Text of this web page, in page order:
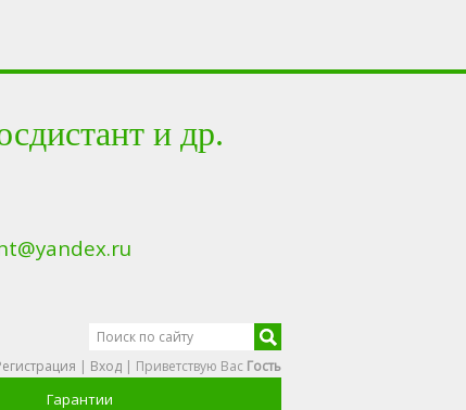
и др.
| Вход| Приветствую Вас Гость
Гарантии